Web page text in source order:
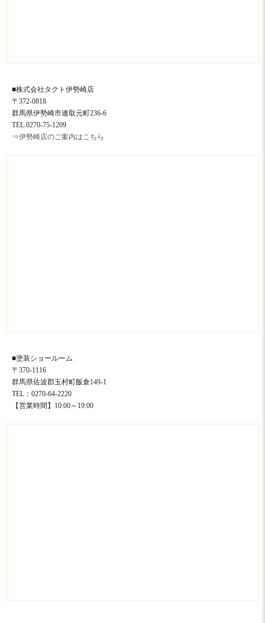
■株式会社タクト伊勢崎店
〒372-0818
群馬県伊勢崎市連取元町236-6
TEL.0270-75-1209
⇒伊勢崎店のご案内はこちら
■塗装ショールーム
〒370-1116
群馬県佐波郡玉村町飯倉149-1
TEL：0270-64-2220
【営業時間】10:00～19:00